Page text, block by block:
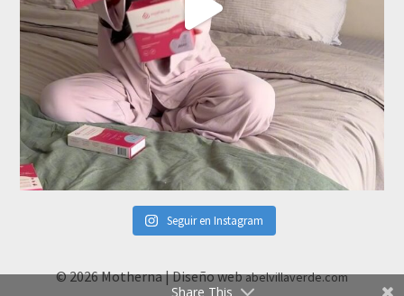
Seguir en Instagram
© 2026 Motherna | Diseño webabelvillaverde.com
Share This